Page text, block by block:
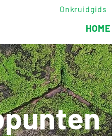
Onkruidgids
HOME